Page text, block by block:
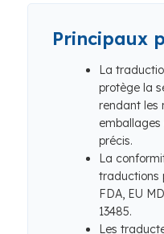
Principaux
La
protège la
rendant les
précis.
La
traductions
FDA, EU
13485.
Les